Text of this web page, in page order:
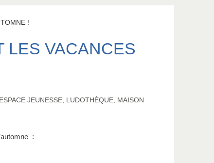
!
LES VACANCES
ESPACE JEUNESSE, LUDOTHÈQUE, MAISON
: